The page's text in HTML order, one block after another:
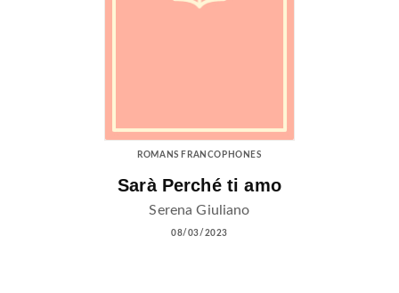
ROMANS FRANCOPHONES
Sarà Perché ti amo
Serena Giuliano
08/03/2023